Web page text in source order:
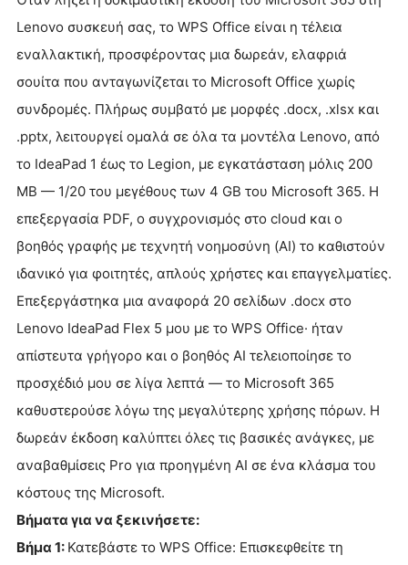
Lenovo συσκευή σας, το WPS Office είναι η τέλεια
εναλλακτική, προσφέροντας μια δωρεάν, ελαφριά
σουίτα που ανταγωνίζεται το Microsoft Office χωρίς
συνδρομές. Πλήρως συμβατό με μορφές .docx, .xlsx και
.pptx, λειτουργεί ομαλά σε όλα τα μοντέλα Lenovo, από
το IdeaPad 1 έως το Legion, με εγκατάσταση μόλις 200
MB — 1/20 του μεγέθους των 4 GB του Microsoft 365. Η
επεξεργασία PDF, ο συγχρονισμός στο cloud και ο
βοηθός γραφής με τεχνητή νοημοσύνη (AI) το καθιστούν
ιδανικό για φοιτητές, απλούς χρήστες και επαγγελματίες.
Επεξεργάστηκα μια αναφορά 20 σελίδων .docx στο
Lenovo IdeaPad Flex 5 μου με το WPS Office· ήταν
απίστευτα γρήγορο και ο βοηθός AI τελειοποίησε το
προσχέδιό μου σε λίγα λεπτά — το Microsoft 365
καθυστερούσε λόγω της μεγαλύτερης χρήσης πόρων. Η
δωρεάν έκδοση καλύπτει όλες τις βασικές ανάγκες, με
αναβαθμίσεις Pro για προηγμένη AI σε ένα κλάσμα του
κόστους της Microsoft.
Βήματα για να ξεκινήσετε:
Βήμα 1: Κατεβάστε το WPS Office: Επισκεφθείτε τη